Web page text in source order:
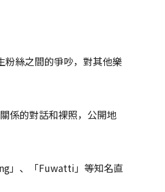
粉絲之間的爭吵，對其他樂
係的對話和裸照，公開地
」、「Fuwatti」等知名直